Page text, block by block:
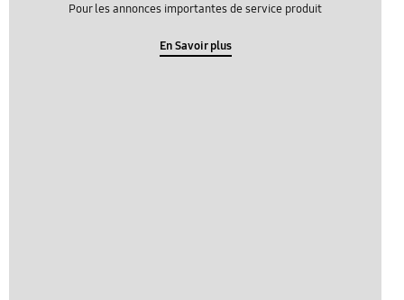
Pour les annonces importantes de service produit
En Savoir plus